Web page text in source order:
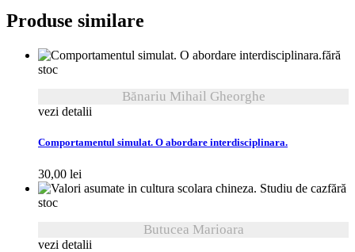
Produse similare
fără
stoc
Bănariu Mihail Gheorghe
vezi detalii
Comportamentul simulat. O abordare interdisciplinara.
30,00 lei
fără
stoc
Butucea Marioara
vezi detalii